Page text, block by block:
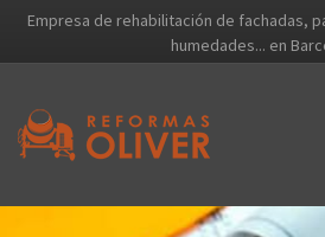
Empresa de rehabilitación de fachadas,
humedades... en